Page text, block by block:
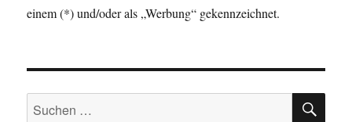
einem (*) und/oder als „Werbung“ gekennzeichnet.
Suchen